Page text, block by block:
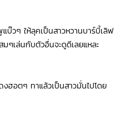
บ๊วๆ ให้ลุคเป็นสาวหวานบาร์บี้เลิฟ
ๆเล่นกับตัวอื่นจะดูดีเลยแหละ
งฮอตๆ ทาแล้วเป็นสาวมั่นไปโดย